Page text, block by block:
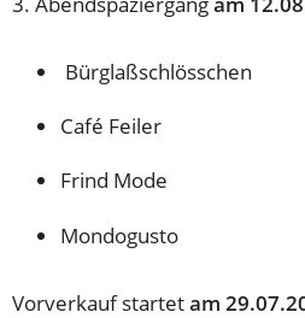
Bürglaßschlösschen
Café Feiler
Frind Mode
Mondogusto
Vorverkauf startetam